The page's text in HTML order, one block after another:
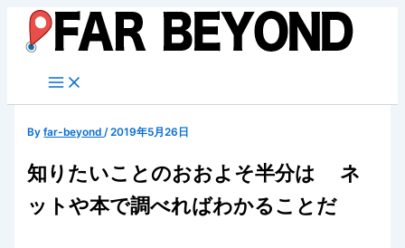
キ
Byfar-beyond/2019年5月26日
知りたいことのおおよそ半分は ネ
ットや本で調べればわかることだ